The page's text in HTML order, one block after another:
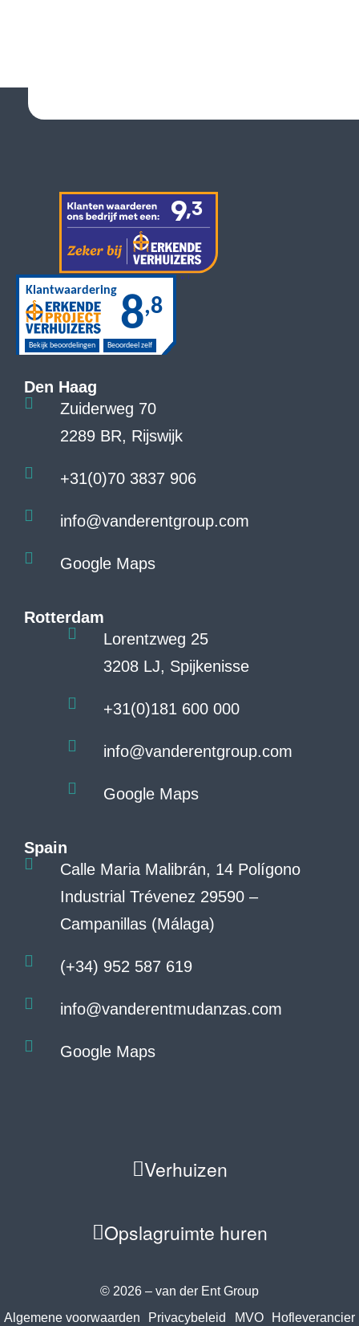
Den Haag
Zuiderweg 70
2289 BR, Rijswijk
+31(0)70 3837 906
info@vanderentgroup.com
Google Maps
Rotterdam
Lorentzweg 25
3208 LJ, Spijkenisse
+31(0)181 600 000
info@vanderentgroup.com
Google Maps
Spain
Calle Maria Malibrán, 14 Polígono
Industrial Trévenez 29590 –
Campanillas (Málaga)
(+34) 952 587 619
info@vanderentmudanzas.com
Google Maps
Verhuizen
Opslagruimte huren
© 2026 – van der Ent Group
Algemene voorwaarden
Privacybeleid MVO Hofleverancier